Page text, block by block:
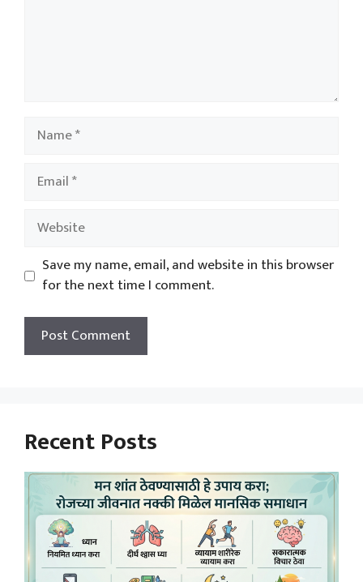
Name
Email
Website
Save my name, email, and website in this browser
for the next time I comment.
Recent Posts